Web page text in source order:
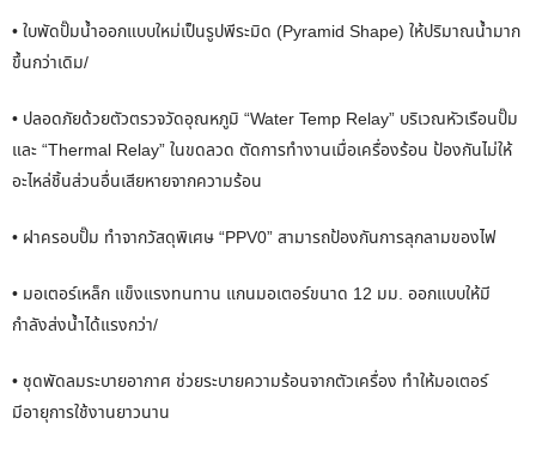
• ใบพัดปั๊มน้ำออกแบบใหม่เป็นรูปพีระมิด (Pyramid Shape) ให้ปริมาณน้ำมาก
ขึ้นกว่าเดิม/
• ปลอดภัยด้วยตัวตรวจวัดอุณหภูมิ “Water Temp Relay” บริเวณหัวเรือนปั๊ม
และ “Thermal Relay” ในขดลวด ตัดการทำงานเมื่อเครื่องร้อน ป้องกันไม่ให้
อะไหล่ชิ้นส่วนอื่นเสียหายจากความร้อน
• ฝาครอบปั๊ม ทำจากวัสดุพิเศษ “PPV0” สามารถป้องกันการลุกลามของไฟ
• มอเตอร์เหล็ก แข็งแรงทนทาน แกนมอเตอร์ขนาด 12 มม. ออกแบบให้มี
กำลังส่งน้ำได้แรงกว่า/
• ชุดพัดลมระบายอากาศ ช่วยระบายความร้อนจากตัวเครื่อง ทำให้มอเตอร์
มีอายุการใช้งานยาวนาน